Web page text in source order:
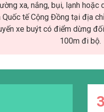
xa, nắng, bụi, lạnh
tế Cộng Đồng tại địa
xe buýt có điểm dừng
100m đi bộ.